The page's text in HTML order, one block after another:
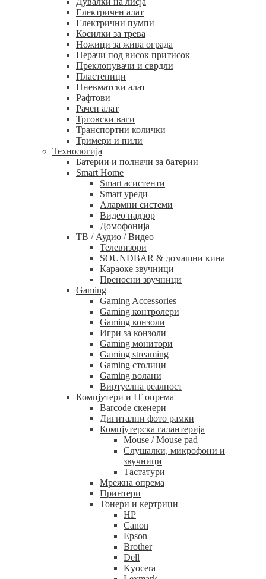
Електричен алат
Електрични пумпи
Косилки за трева
Ножици за жива ограда
Перачи под висок притисок
Преклопувачи и сврдли
Пластеници
Пневматски алат
Рафтови
Рачен алат
Трговски ваги
Транспортни колички
Тримери и пили
Технологија
Батерии и полначи за батерии
Smart Home
Smart асистенти
Smart уреди
Алармни системи
Видео надзор
Домофонија
ТВ / Аудио / Видео
Телевизори
SOUNDBAR & домашни кина
Караоке звучници
Преносни звучници
Gaming
Gaming Accessories
Gaming контролери
Gaming конзоли
Игри за конзоли
Gaming монитори
Gaming streaming
Gaming столици
Gaming волани
Виртуелна реалност
Компјутери и IT опрема
Barcode скенери
Дигитални фото рамки
Компјутерска галантерија
Mouse / Mouse pad
Слушалки, микрофони и
звучници
Тастатури
Мрежна опрема
Принтери
Тонери и кертриџи
HP
Canon
Epson
Brother
Dell
Kyocera